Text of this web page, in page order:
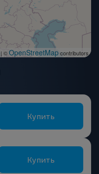
| ©OpenStreetMapcontributors
Купить
Купить